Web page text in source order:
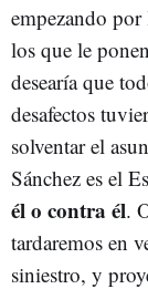
empezando por
los que le
desearía que
desafectos
solventar el
Sánchez es el
él o contra él.
tardaremos en
siniestro, y